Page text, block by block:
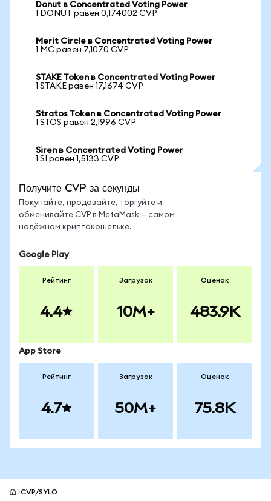
Donut в Concentrated Voting Power
1 DONUT равен 0,174002 CVP
Merit Circle в Concentrated Voting Power
1 MC равен 7,1070 CVP
STAKE Token в Concentrated Voting Power
1 STAKE равен 17,1674 CVP
Stratos Token в Concentrated Voting Power
1 STOS равен 2,1996 CVP
Siren в Concentrated Voting Power
1 SI равен 1,5133 CVP
Получите CVP за секунды
Покупайте, продавайте, торгуйте и
обменивайте CVP в MetaMask — самом
надёжном криптокошельке.
Google Play
Рейтинг
4.4
Загрузок
10M+
Оценок
483.9K
App Store
Рейтинг
4.7
Загрузок
50M+
Оценок
75.8K
CVP/SYLO